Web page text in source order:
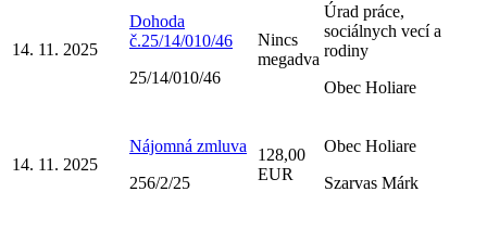
14. 11. 2025
Dohoda
č.25/14/010/46
25/14/010/46
Nincs
megadva
Úrad práce,
sociálnych vecí a
rodiny
Obec Holiare
14. 11. 2025
Nájomná zmluva
256/2/25
128,00
EUR
Obec Holiare
Szarvas Márk